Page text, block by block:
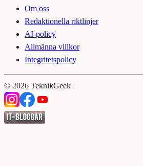
Om oss
Redaktionella riktlinjer
AI-policy
Allmänna villkor
Integritetspolicy
© 2026 TeknikGeek